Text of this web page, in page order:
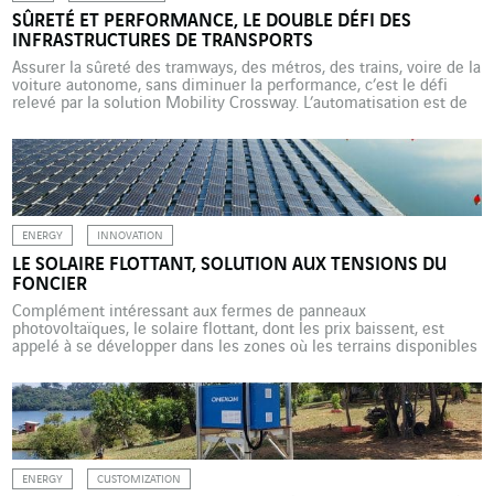
SÛRETÉ ET PERFORMANCE, LE DOUBLE DÉFI DES
INFRASTRUCTURES DE TRANSPORTS
Assurer la sûreté des tramways, des métros, des trains, voire de la
voiture autonome, sans diminuer la performance, c’est le défi
relevé par la solution Mobility Crossway. L’automatisation est de
Voiture autonome, métro sans conducteur, infrastructure
intelligente. Les bénéfices se mesurent en termes de sécurité […]
ENERGY INNOVATION
LE SOLAIRE FLOTTANT, SOLUTION AUX TENSIONS DU
FONCIER
Complément intéressant aux fermes de panneaux
photovoltaïques, le solaire flottant, dont les prix baissent, est
appelé à se développer dans les zones où les terrains disponibles
que les terrains peuvent être rares et chers, il peut être
intéressant de regarder… du côté de l’eau pour y […]
ENERGY CUSTOMIZATION